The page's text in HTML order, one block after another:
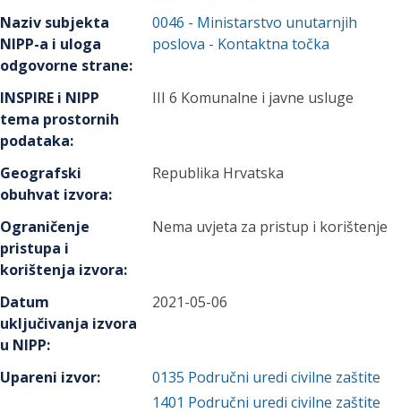
Naziv subjekta
NIPP-a i uloga
odgovorne strane:
0046 - Ministarstvo unutarnjih
poslova - Kontaktna točka
INSPIRE i NIPP
tema prostornih
podataka:
III 6 Komunalne i javne usluge
Geografski
obuhvat izvora:
Republika Hrvatska
Ograničenje
pristupa i
korištenja izvora:
Nema uvjeta za pristup i korištenje
Datum
uključivanja izvora
u NIPP:
2021-05-06
Upareni izvor: 0135 Područni uredi civilne zaštite
1401 Područni uredi civilne zaštite